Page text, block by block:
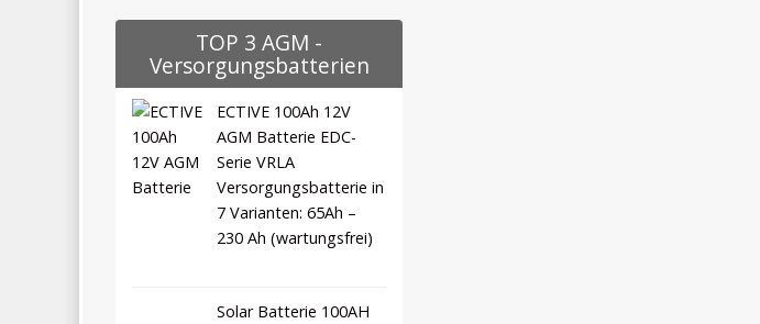
TOP 3 AGM -
Versorgungsbatterien
ECTIVE 100Ah 12V
AGM Batterie EDC-
Serie VRLA
Versorgungsbatterie in
7 Varianten: 65Ah –
230 Ah (wartungsfrei)
Solar Batterie 100AH